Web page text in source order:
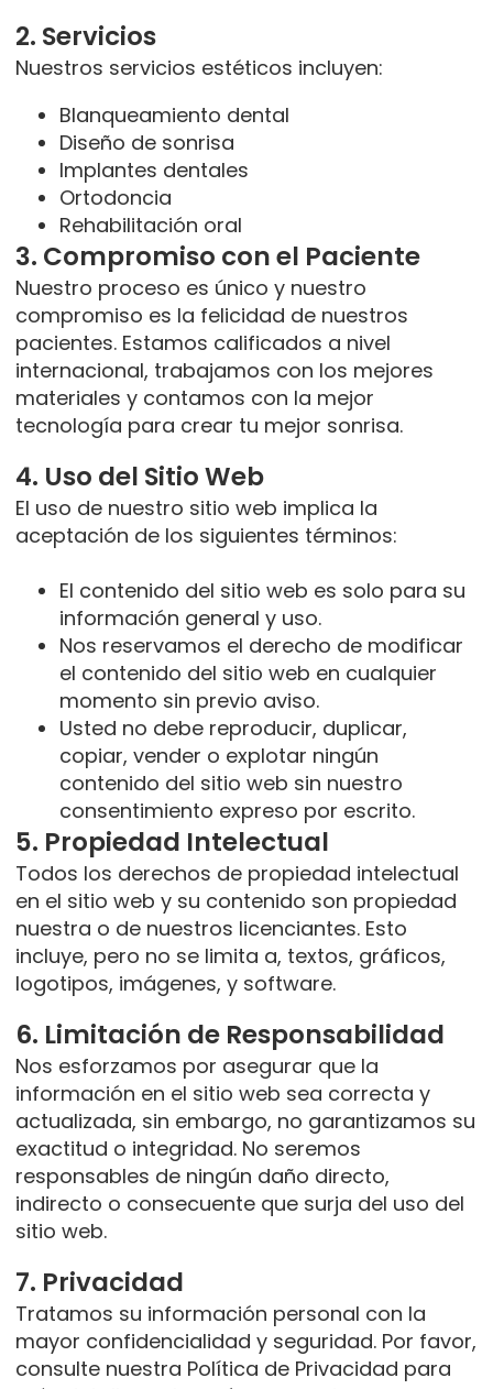
2. Servicios
Nuestros servicios estéticos incluyen:
Blanqueamiento dental
Diseño de sonrisa
Implantes dentales
Ortodoncia
Rehabilitación oral
3. Compromiso con el Paciente
Nuestro proceso es único y nuestro
compromiso es la felicidad de nuestros
pacientes. Estamos calificados a nivel
internacional, trabajamos con los mejores
materiales y contamos con la mejor
tecnología para crear tu mejor sonrisa.
4. Uso del Sitio Web
El uso de nuestro sitio web implica la
aceptación de los siguientes términos:
El contenido del sitio web es solo para su
información general y uso.
Nos reservamos el derecho de modificar
el contenido del sitio web en cualquier
momento sin previo aviso.
Usted no debe reproducir, duplicar,
copiar, vender o explotar ningún
contenido del sitio web sin nuestro
consentimiento expreso por escrito.
5. Propiedad Intelectual
Todos los derechos de propiedad intelectual
en el sitio web y su contenido son propiedad
nuestra o de nuestros licenciantes. Esto
incluye, pero no se limita a, textos, gráficos,
logotipos, imágenes, y software.
6. Limitación de Responsabilidad
Nos esforzamos por asegurar que la
información en el sitio web sea correcta y
actualizada, sin embargo, no garantizamos su
exactitud o integridad. No seremos
responsables de ningún daño directo,
indirecto o consecuente que surja del uso del
sitio web.
7. Privacidad
Tratamos su información personal con la
mayor confidencialidad y seguridad. Por favor,
consulte nuestra Política de Privacidad para